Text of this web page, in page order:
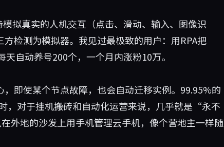
拟真实的人机交互（点击、滑动、输入、图像识
检测为模拟器。我见过最极致的用户：用RPA把
自动养号200个，一个月内涨粉10万。
即使某个节点故障，也会自动迁移实例。99.95%的
，对于挂机搬砖和自动化运营来说，几乎就是“永不
地的沙发上用手机管理云手机，像个营地主一样随